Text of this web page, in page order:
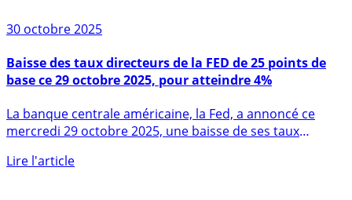
30 octobre 2025
base ce 29 octobre 2025, pour atteindre 4%
mercredi 29 octobre 2025, une baisse de ses taux